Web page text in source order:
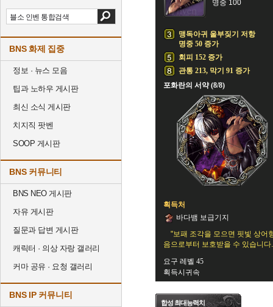
BNS 화제 집중
정보 · 뉴스 모음
팁과 노하우 게시판
최신 소식 게시판
치지직 팟벤
SOOP 게시판
BNS 커뮤니티
BNS NEO 게시판
자유 게시판
질문과 답변 게시판
캐릭터 · 의상 자랑 갤러리
커마 공유 · 요청 갤러리
BNS IP 커뮤니티
명중 100
맹독아귀 울부짖기 저항
명중 50 증가
회피 152 증가
관통 213, 막기 91 증가
포화란의 서약 (8/8)
획득처
바다뱀 보급기지
"보패 조각을 모으면 핏빛 상어
음으로부터 보호받을 수 있습니다
요구 레벨 45
획득시귀속
합성 최대능력치